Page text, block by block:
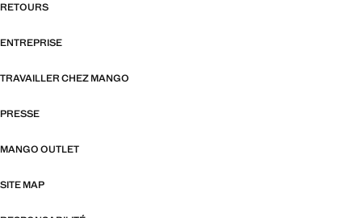
RETOURS
ENTREPRISE
TRAVAILLER CHEZ MANGO
PRESSE
MANGO OUTLET
SITE MAP